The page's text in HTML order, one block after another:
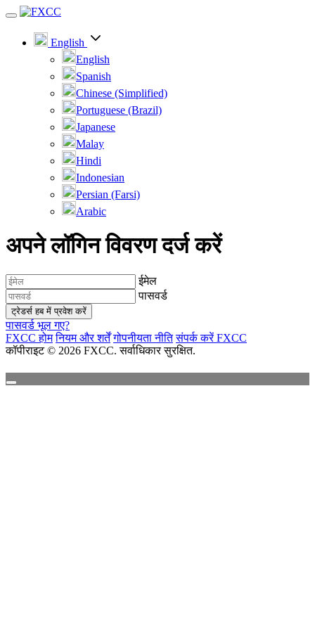
English
English
Spanish
Chinese (Simplified)
Portuguese (Brazil)
Japanese
Malay
Hindi
Indonesian
Persian (Farsi)
Arabic
अपने लॉगिन विवरण दर्ज करें
ईमेल
पासवर्ड
पासवर्ड भूल गए?
FXCC होम नियम और शर्तें गोपनीयता नीति संपर्क करें FXCC
कॉपीराइट © 2026 FXCC. सर्वाधिकार सुरक्षित.